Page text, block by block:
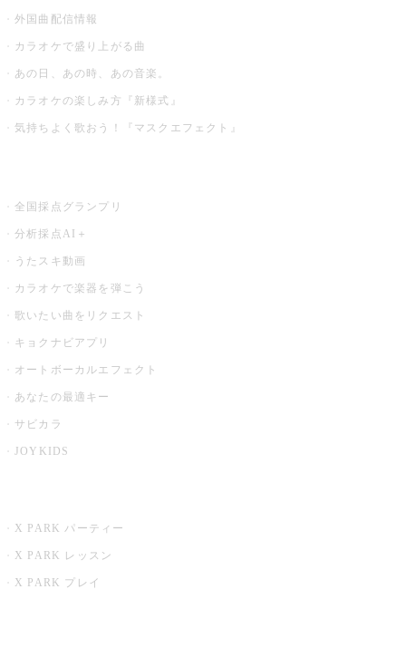
外国曲配信情報
カラオケで盛り上がる曲
あの日、あの時、あの音楽。
カラオケの楽しみ方『新様式』
気持ちよく歌おう！『マスクエフェクト』
全国採点グランプリ
分析採点AI＋
うたスキ動画
カラオケで楽器を弾こう
歌いたい曲をリクエスト
キョクナビアプリ
オートボーカルエフェクト
あなたの最適キー
サビカラ
JOYKIDS
X PARK パーティー
X PARK レッスン
X PARK プレイ